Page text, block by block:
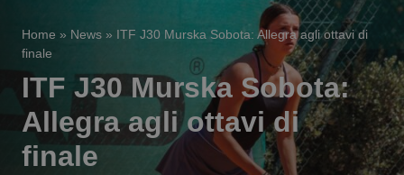
Home » News » ITF J30 Murska Sobota: Allegra agli ottavi di
finale
ITF J30 Murska Sobota:
Allegra agli ottavi di
finale